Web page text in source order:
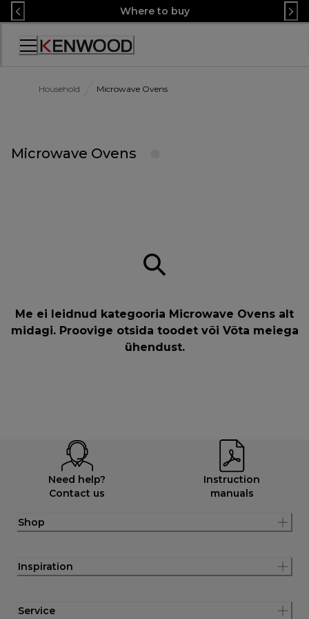
Skip
to
Content
Where to buy
Accessibility
Household Microwave Ovens
Microwave Ovens
Me ei leidnud kategooria Microwave Ovens alt
midagi. Proovige otsida toodet või Võta meiega
ühendust.
Need help?
Contact us
Instruction
manuals
Shop
Inspiration
Service